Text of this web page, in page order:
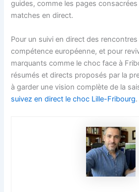
guides, comme les pages consacrées
matches en direct.
Pour un suivi en direct des rencontres
compétence européenne, et pour
marquants comme le choc face à
résumés et directs proposés par la
à garder une vision complète de la
suivez en direct le choc Lille-Fribourg.